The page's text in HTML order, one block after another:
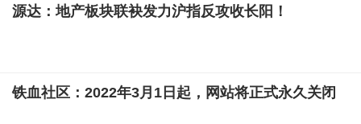
源达：地产板块联袂发力沪指反攻收长阳！
铁血社区：2022年3月1日起，网站将正式永久关闭